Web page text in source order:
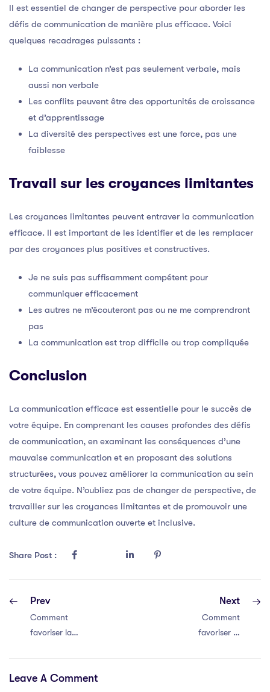
Il est essentiel de changer de perspective pour aborder les
défis de communication de manière plus efficace. Voici
quelques recadrages puissants :
La communication n’est pas seulement verbale, mais
aussi non verbale
Les conflits peuvent être des opportunités de croissance
et d’apprentissage
La diversité des perspectives est une force, pas une
faiblesse
Travail sur les croyances limitantes
Les croyances limitantes peuvent entraver la communication
efficace. Il est important de les identifier et de les remplacer
par des croyances plus positives et constructives.
Je ne suis pas suffisamment compétent pour
communiquer efficacement
Les autres ne m’écouteront pas ou ne me comprendront
pas
La communication est trop difficile ou trop compliquée
Conclusion
La communication efficace est essentielle pour le succès de
votre équipe. En comprenant les causes profondes des défis
de communication, en examinant les conséquences d’une
mauvaise communication et en proposant des solutions
structurées, vous pouvez améliorer la communication au sein
de votre équipe. N’oubliez pas de changer de perspective, de
travailler sur les croyances limitantes et de promouvoir une
culture de communication ouverte et inclusive.
Share Post :
Prev
Comment
favoriser la
de votre équipe
Next
Comment
favoriser la
Leave A Comment